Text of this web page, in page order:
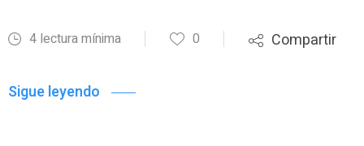
4 lectura mínima 0 Compartir
Sigue leyendo